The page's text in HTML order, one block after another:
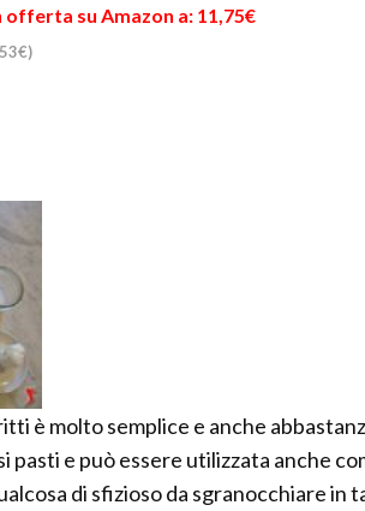
offerta su Amazon a: 11,75€
è molto semplice e anche
pasti e può essere utilizzata anche
di sfizioso da sgranocchiare in